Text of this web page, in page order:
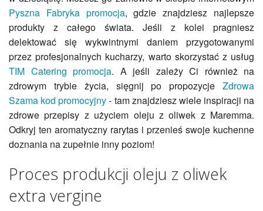
Pyszna Fabryka promocja, gdzie znajdziesz najlepsze
produkty z całego świata. Jeśli z kolei pragniesz
delektować się wykwintnymi daniem przygotowanymi
przez profesjonalnych kucharzy, warto skorzystać z usług
TIM Catering promocja. A jeśli zależy Ci również na
zdrowym trybie życia, sięgnij po propozycje Zdrowa
Szama kod promocyjny- tam znajdziesz wiele inspiracji na
zdrowe przepisy z użyciem oleju z oliwek z Maremma.
Odkryj ten aromatyczny rarytas i przenieś swoje kuchenne
doznania na zupełnie inny poziom!
Proces produkcji oleju z oliwek
extra vergine